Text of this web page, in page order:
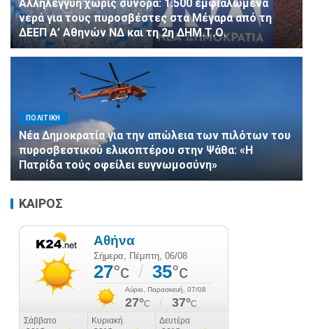
Αλληλεγγύη χωρίς σύνορα: 1.500 εμφιαλωμένα
νερά για τους πυροσβέστες στα Μέγαρα από τη
ΔΕΕΠ Α’ Αθηνών ΝΔ και τη 2η ΔΗΜ.Τ.Ο.
ΠΟΛΙΤΙΚΗ
Νέα Δημοκρατία για την απώλεια των πιλότων του
πυροσβεστικού ελικοπτέρου στην Ψάθα: «Η
Πατρίδα τούς οφείλει ευγνωμοσύνη»
ΚΑΙΡΟΣ